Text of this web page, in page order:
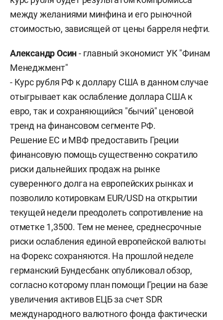
между желаниями минфина и его рыночной
стоимостью, зависящей от цены барреля нефти.
Александр Осин- главный экономист УК "Финам
Менеджмент"
- Курс рубля РФ к доллару США в данном случае
отыгрывает как ослабление доллара США к
евро, так и сохраняющийся "бычий" ценовой
тренд на финансовом сегменте РФ.
Решение ЕС и МВФ предоставить Греции
финансовую помощь существенно сократило
риски дальнейших продаж на рынке
суверенного долга на европейских рынках и
позволило котировкам EUR/USD на открытии
текущей недели преодолеть сопротивление на
отметке 1,3500. Тем не менее, среднесрочные
риски ослабления единой европейской валюты
на Форекс сохраняются. На прошлой неделе
германский Бундесбанк опубликовал обзор,
согласно которому план помощи Греции на базе
увеличения активов ЕЦБ за счет SDR
международного валютного фонда фактически